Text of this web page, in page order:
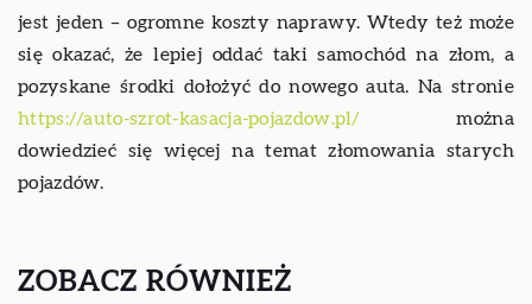
jest jeden – ogromne koszty naprawy. Wtedy też może
się okazać, że lepiej oddać taki samochód na złom, a
pozyskane środki dołożyć do nowego auta. Na stronie
https://auto-szrot-kasacja-pojazdow.pl/ można
dowiedzieć się więcej na temat złomowania starych
pojazdów.
ZOBACZ RÓWNIEŻ